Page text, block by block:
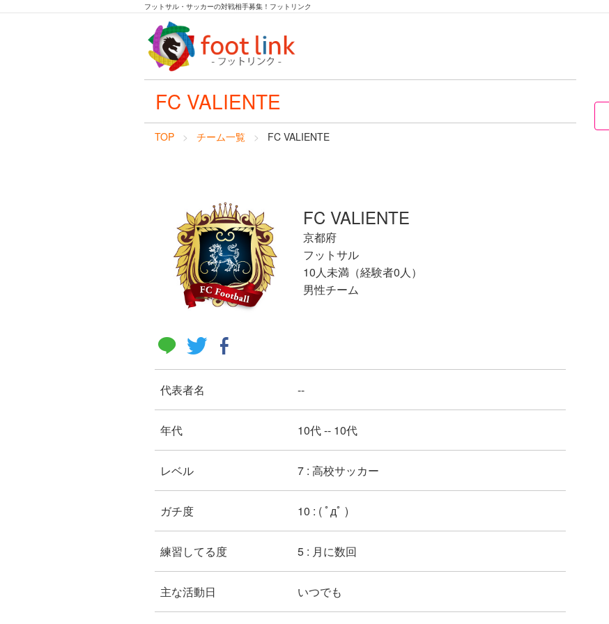
フットサル・サッカーの対戦相手募集！フットリンク
FC VALIENTE
TOP チーム一覧 FC VALIENTE
FC VALIENTE
京都府
フットサル
10人未満（経験者0人）
男性チーム
代表者名 --
年代 10代 -- 10代
レベル 7 : 高校サッカー
ガチ度 10 : ( ﾟдﾟ )
練習してる度 5 : 月に数回
主な活動日 いつでも